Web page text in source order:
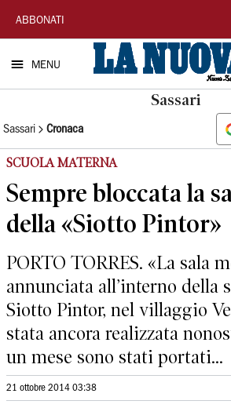
La
Nuova
Sardegna
ABBONATI
MENU
Sassari
Sassari Cronaca
SCUOLA MATERNA
Sempre bloccata la
della «Siotto Pintor»
PORTO TORRES. «La sala
annunciata all’interno della
Siotto Pintor, nel villaggio
stata ancora realizzata
un mese sono stati portati...
21 ottobre 2014 03:38